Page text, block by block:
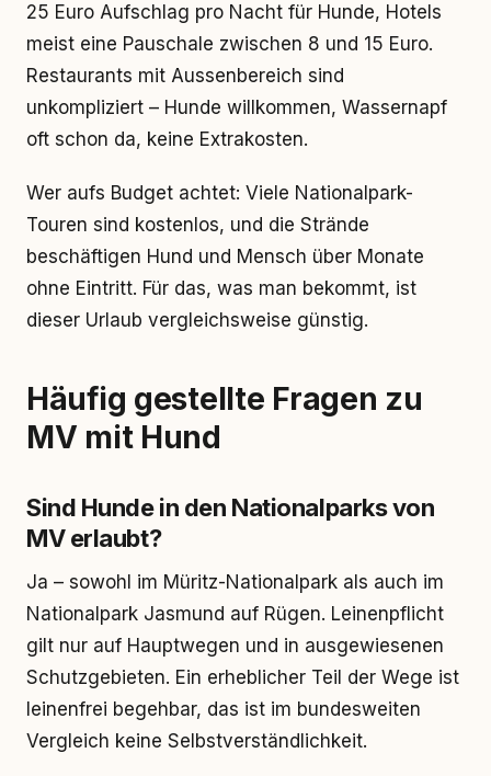
25 Euro Aufschlag pro Nacht für Hunde, Hotels
meist eine Pauschale zwischen 8 und 15 Euro.
Restaurants mit Aussenbereich sind
unkompliziert – Hunde willkommen, Wassernapf
oft schon da, keine Extrakosten.
Wer aufs Budget achtet: Viele Nationalpark-
Touren sind kostenlos, und die Strände
beschäftigen Hund und Mensch über Monate
ohne Eintritt. Für das, was man bekommt, ist
dieser Urlaub vergleichsweise günstig.
Häufig gestellte Fragen zu
MV mit Hund
Sind Hunde in den Nationalparks von
MV erlaubt?
Ja – sowohl im Müritz-Nationalpark als auch im
Nationalpark Jasmund auf Rügen. Leinenpflicht
gilt nur auf Hauptwegen und in ausgewiesenen
Schutzgebieten. Ein erheblicher Teil der Wege ist
leinenfrei begehbar, das ist im bundesweiten
Vergleich keine Selbstverständlichkeit.